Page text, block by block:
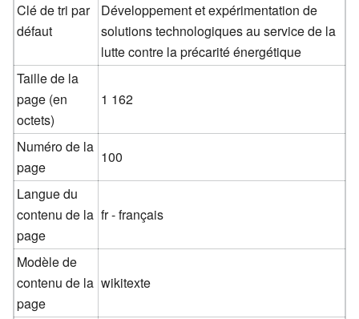
Clé de tri par
défaut
Développement et expérimentation de
solutions technologiques au service de la
lutte contre la précarité énergétique
Taille de la
page (en
octets)
1 162
Numéro de la
page
100
Langue du
contenu de la
page
fr - français
Modèle de
contenu de la
page
wikitexte